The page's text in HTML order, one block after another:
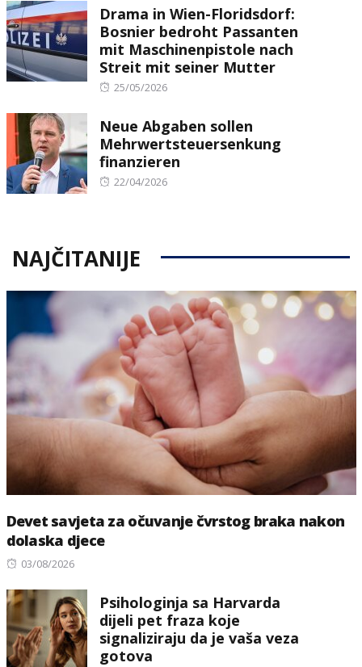
Drama in Wien-Floridsdorf:
Bosnier bedroht Passanten
mit Maschinenpistole nach
Streit mit seiner Mutter
Posted
25/05/2026
Neue Abgaben sollen
Mehrwertsteuersenkung
finanzieren
Posted
22/04/2026
NAJČITANIJE
Devet savjeta za očuvanje čvrstog braka nakon
dolaska djece
Posted
03/08/2026
Psihologinja sa Harvarda
dijeli pet fraza koje
signaliziraju da je vaša veza
gotova